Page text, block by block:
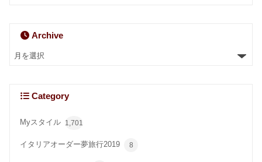
Archive
Category
Myスタイル 1,701
イタリアオーダー夢旅行2019 8